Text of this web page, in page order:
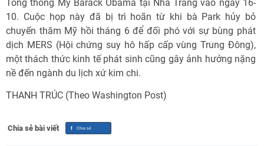
Tổng thống Mỹ Barack Obama tại Nhà Trắng vào ngày 16-
10. Cuộc họp này đã bị trì hoãn từ khi bà Park hủy bỏ
chuyến thăm Mỹ hồi tháng 6 để đối phó với sự bùng phát
dịch MERS (Hội chứng suy hô hấp cấp vùng Trung Đông),
một thách thức kinh tế phát sinh cũng gây ảnh hưởng nặng
nề đến ngành du lịch xứ kim chi.
THANH TRÚC (Theo Washington Post)
Chia sẻ bài viết